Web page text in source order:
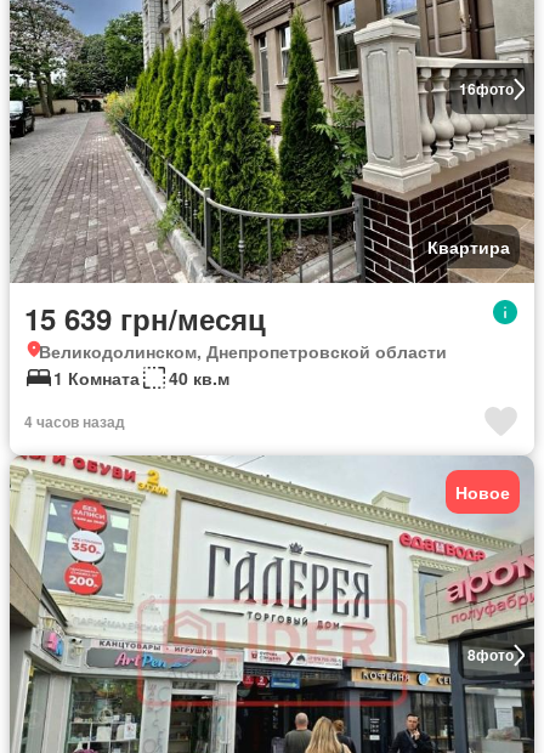
16фото
Квартира
15 639 грн/месяц
Великодолинском, Днепропетровской области
1 Комната
40 кв.м
4 часов назад
8фото
Новое